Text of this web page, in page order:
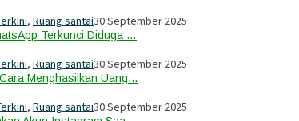
, Ruang santai30 September 2025
Terkunci Diduga …
, Ruang santai30 September 2025
Menghasilkan Uang…
, Ruang santai30 September 2025